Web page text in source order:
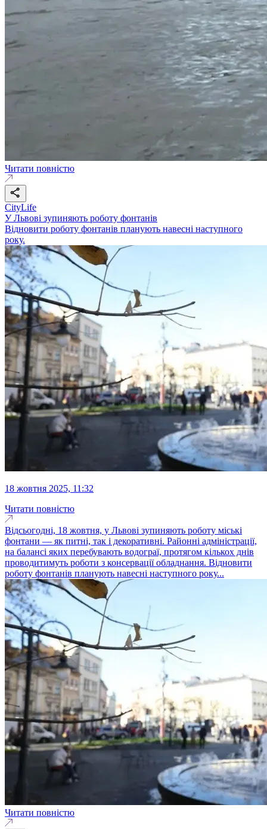
Читати повністю
CityLife
У Львові зупиняють роботу фонтанів
Відновити роботу фонтанів планують навесні наступного
року.
18 жовтня 2025, 11:32
Читати повністю
Відсьогодні, 18 жовтня, у Львові зупиняють роботу міські
фонтани — як питні, так і декоративні. Районні адміністрації,
на балансі яких перебувають водограї, протягом кількох днів
проводитимуть роботи з консервації обладнання. Відновити
роботу фонтанів планують навесні наступного року...
Читати повністю